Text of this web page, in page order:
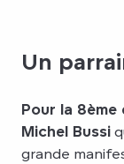
Un
Pour la 8ème
Michel Bussi
grande